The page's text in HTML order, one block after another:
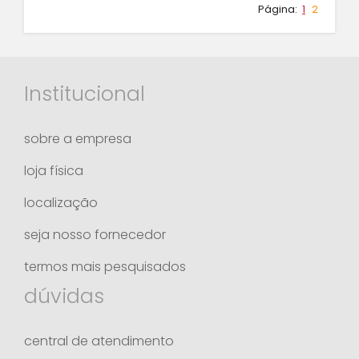
Página: 1 2
Institucional
sobre a empresa
loja física
localização
seja nosso fornecedor
termos mais pesquisados
dúvidas
central de atendimento